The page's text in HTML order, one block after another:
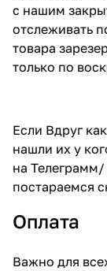
с нашим
отслеживать
товара
только по
Если Вдруг
нашли их у
на Телеграмм/
постараемся
Оплата
Важно для